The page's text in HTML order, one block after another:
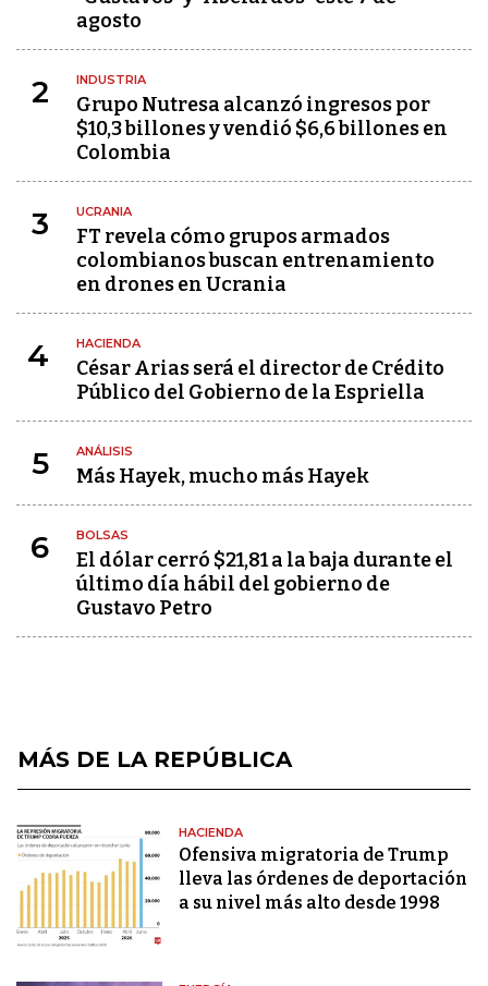
agosto
2 INDUSTRIA
Grupo Nutresa alcanzó ingresos por
$10,3 billones y vendió $6,6 billones en
Colombia
3 UCRANIA
FT revela cómo grupos armados
colombianos buscan entrenamiento
en drones en Ucrania
4 HACIENDA
César Arias será el director de Crédito
Público del Gobierno de la Espriella
5 ANÁLISIS
Más Hayek, mucho más Hayek
6 BOLSAS
El dólar cerró $21,81 a la baja durante el
último día hábil del gobierno de
Gustavo Petro
MÁS DE LA REPÚBLICA
HACIENDA
Ofensiva migratoria de Trump
lleva las órdenes de deportación
a su nivel más alto desde 1998